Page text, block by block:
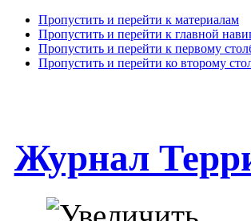
Пропустить и перейти к материалам
Пропустить и перейти к главной
Пропустить и перейти к первому
Пропустить и перейти ко второму
Журнал